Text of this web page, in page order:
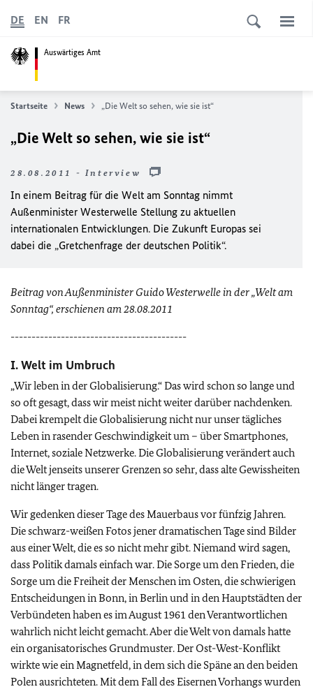
Auswärtiges Amt
DE EN FR
Startseite News „Die Welt so sehen, wie sie ist“
„Die Welt so sehen, wie sie ist“
28.08.2011 - Interview
In einem Beitrag für die Welt am Sonntag nimmt
Außenminister Westerwelle Stellung zu aktuellen
internationalen Entwicklungen. Die Zukunft Europas sei
dabei die „Gretchenfrage der deutschen Politik“.
Beitrag von Außenminister Guido Westerwelle in der „Welt am
Sonntag“, erschienen am 28.08.2011
------------------------------------------
I. Welt im Umbruch
„Wir leben in der Globalisierung.“ Das wird schon so lange und
so oft gesagt, dass wir meist nicht weiter darüber nachdenken.
Dabei krempelt die Globalisierung nicht nur unser tägliches
Leben in rasender Geschwindigkeit um – über Smartphones,
Internet, soziale Netzwerke. Die Globalisierung verändert auch
die Welt jenseits unserer Grenzen so sehr, dass alte Gewissheiten
nicht länger tragen.
Wir gedenken dieser Tage des Mauerbaus vor fünfzig Jahren.
Die schwarz-weißen Fotos jener dramatischen Tage sind Bilder
aus einer Welt, die es so nicht mehr gibt. Niemand wird sagen,
dass Politik damals einfach war. Die Sorge um den Frieden, die
Sorge um die Freiheit der Menschen im Osten, die schwierigen
Entscheidungen in Bonn, in Berlin und in den Hauptstädten der
Verbündeten haben es im August 1961 den Verantwortlichen
wahrlich nicht leicht gemacht. Aber die Welt von damals hatte
ein organisatorisches Grundmuster. Der Ost-West-Konflikt
wirkte wie ein Magnetfeld, in dem sich die Späne an den beiden
Polen ausrichteten. Mit dem Fall des Eisernen Vorhangs wurden